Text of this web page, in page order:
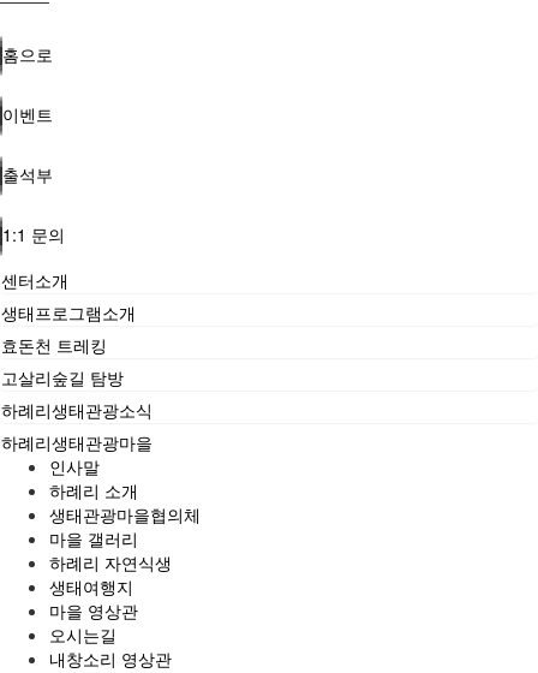
홈으로
이벤트
출석부
1:1 문의
센터소개
생태프로그램소개
효돈천 트레킹
고살리숲길 탐방
하례리생태관광소식
하례리생태관광마을
인사말
하례리 소개
생태관광마을협의체
마을 갤러리
하례리 자연식생
생태여행지
마을 영상관
오시는길
내창소리 영상관